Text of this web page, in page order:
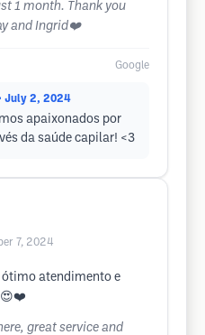
1 month. Thank you
and Ingrid❤️
Google
July 2, 2024
apaixonados por
da saúde capilar! <3
7, 2024
atendimento e
😍❤️
great service and